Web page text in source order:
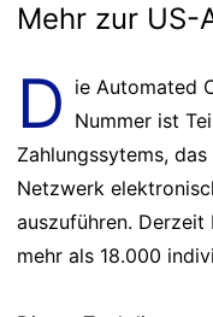
Mehr zur US-
D ie Automated
Nummer ist
Zahlungssytems,
Netzwerk
auszuführen.
mehr als 18.000